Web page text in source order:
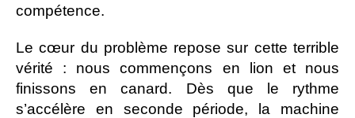
compétence.
Le cœur du problème repose sur cette terrible
vérité : nous commençons en lion et nous
finissons en canard. Dès que le rythme
s’accélère en seconde période, la machine